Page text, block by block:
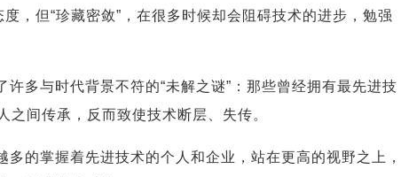
，但“珍藏密敛”，在很多时候却会阻碍技术的进步，勉强
多与时代背景不符的“未解之谜”：那些曾经拥有最先进技
间传承，反而致使技术断层、失传。
的掌握着先进技术的个人和企业，站在更高的视野之上，